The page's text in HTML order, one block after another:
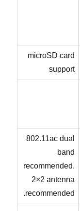
microSD card
support
802.11ac dual
band
recommended.
2×2 antenna
recommended.